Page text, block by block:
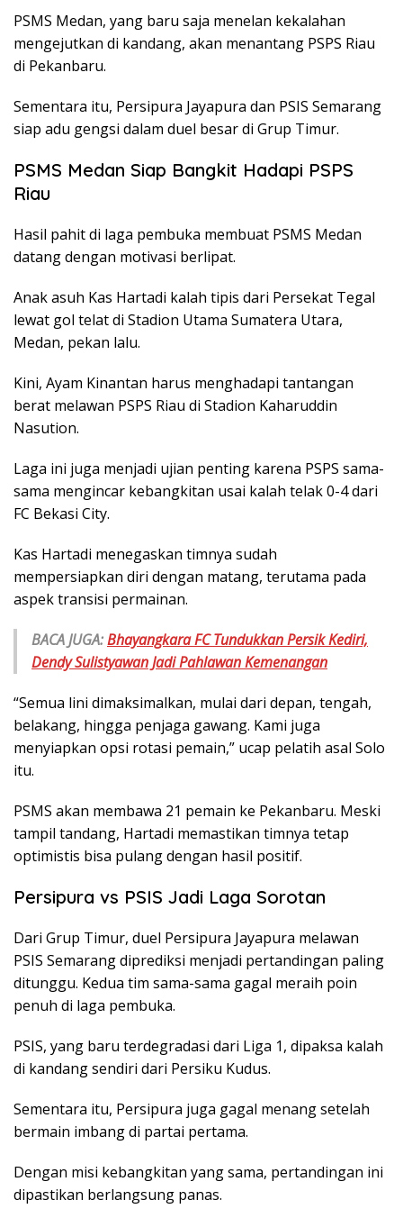
PSMS Medan, yang baru saja menelan kekalahan
mengejutkan di kandang, akan menantang PSPS Riau
di Pekanbaru.
Sementara itu, Persipura Jayapura dan PSIS Semarang
siap adu gengsi dalam duel besar di Grup Timur.
PSMS Medan Siap Bangkit Hadapi PSPS
Riau
Hasil pahit di laga pembuka membuat PSMS Medan
datang dengan motivasi berlipat.
Anak asuh Kas Hartadi kalah tipis dari Persekat Tegal
lewat gol telat di Stadion Utama Sumatera Utara,
Medan, pekan lalu.
Kini, Ayam Kinantan harus menghadapi tantangan
berat melawan PSPS Riau di Stadion Kaharuddin
Nasution.
Laga ini juga menjadi ujian penting karena PSPS sama-
sama mengincar kebangkitan usai kalah telak 0-4 dari
FC Bekasi City.
Kas Hartadi menegaskan timnya sudah
mempersiapkan diri dengan matang, terutama pada
aspek transisi permainan.
BACA JUGA:Bhayangkara FC Tundukkan Persik Kediri,
Dendy Sulistyawan Jadi Pahlawan Kemenangan
“Semua lini dimaksimalkan, mulai dari depan, tengah,
belakang, hingga penjaga gawang. Kami juga
menyiapkan opsi rotasi pemain,” ucap pelatih asal Solo
itu.
PSMS akan membawa 21 pemain ke Pekanbaru. Meski
tampil tandang, Hartadi memastikan timnya tetap
optimistis bisa pulang dengan hasil positif.
Persipura vs PSIS Jadi Laga Sorotan
Dari Grup Timur, duel Persipura Jayapura melawan
PSIS Semarang diprediksi menjadi pertandingan paling
ditunggu. Kedua tim sama-sama gagal meraih poin
penuh di laga pembuka.
PSIS, yang baru terdegradasi dari Liga 1, dipaksa kalah
di kandang sendiri dari Persiku Kudus.
Sementara itu, Persipura juga gagal menang setelah
bermain imbang di partai pertama.
Dengan misi kebangkitan yang sama, pertandingan ini
dipastikan berlangsung panas.